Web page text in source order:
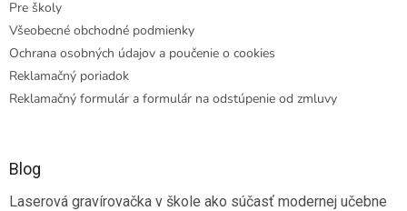
Pre školy
Všeobecné obchodné podmienky
Ochrana osobných údajov a poučenie o cookies
Reklamačný poriadok
Reklamačný formulár a formulár na odstúpenie od zmluvy
Blog
Laserová gravírovačka v škole ako súčasť modernej učebne